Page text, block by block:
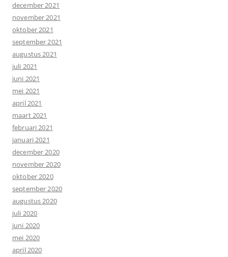
december 2021
november 2021
oktober 2021
september 2021
augustus 2021
juli 2021
juni 2021
mei 2021
april 2021
maart 2021
februari 2021
januari 2021
december 2020
november 2020
oktober 2020
september 2020
augustus 2020
juli 2020
juni 2020
mei 2020
april 2020